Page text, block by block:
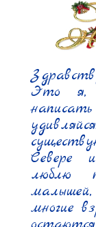
Это я,
Севере
люблю
многие